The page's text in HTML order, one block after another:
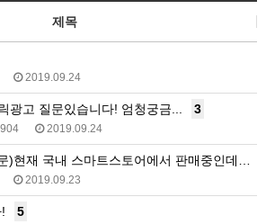
제목
2019.09.24
광고 질문있습니다! 엄청궁금... 3
2019.09.24
)현재 국내 스마트스토어에서 판매중인데…
2019.09.23
5